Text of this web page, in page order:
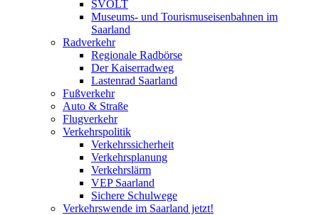
SVOLT
Museums- und Tourismuseisenbahnen im
Saarland
Radverkehr
Regionale Radbörse
Der Kaiserradweg
Lastenrad Saarland
Fußverkehr
Auto & Straße
Flugverkehr
Verkehrspolitik
Verkehrssicherheit
Verkehrsplanung
Verkehrslärm
VEP Saarland
Sichere Schulwege
Verkehrswende im Saarland jetzt!